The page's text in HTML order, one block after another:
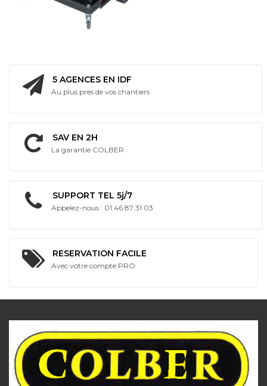
5 AGENCES EN IDF
Au plus pres de vos chantiers
SAV EN 2H
La garantie COLBER
SUPPORT TEL 5j/7
Appelez-nous : 01 46 87 31 03
RESERVATION FACILE
Avec votre compte PRO